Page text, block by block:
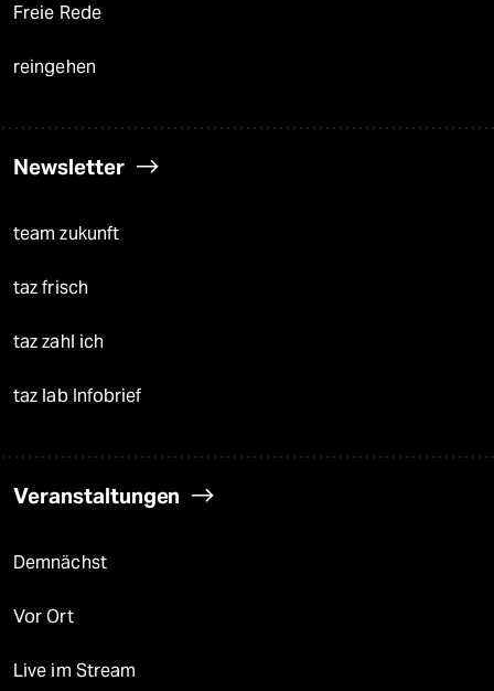
Freie Rede
reingehen
Newsletter
team zukunft
taz frisch
taz zahl ich
taz lab Infobrief
Veranstaltungen
Demnächst
Vor Ort
Live im Stream